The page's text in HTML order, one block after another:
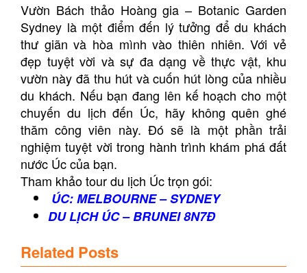
Vườn Bách thảo Hoàng gia – Botanic Garden
Sydney là một điểm đến lý tưởng để du khách
thư giãn và hòa mình vào thiên nhiên. Với vẻ
đẹp tuyệt vời và sự đa dạng về thực vật, khu
vườn này đã thu hút và cuốn hút lòng của nhiều
du khách. Nếu bạn đang lên kế hoạch cho một
chuyến du lịch đến Úc, hãy không quên ghé
thăm công viên này. Đó sẽ là một phần trải
nghiệm tuyệt vời trong hành trình khám phá đất
nước Úc của bạn.
Tham khảo tour du lịch Úc trọn gói:
ÚC: MELBOURNE – SYDNEY
DU LỊCH ÚC – BRUNEI 8N7Đ
Related Posts